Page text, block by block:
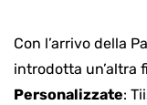
Con l’arrivo della
introdotta un’altra
Personalizzate: